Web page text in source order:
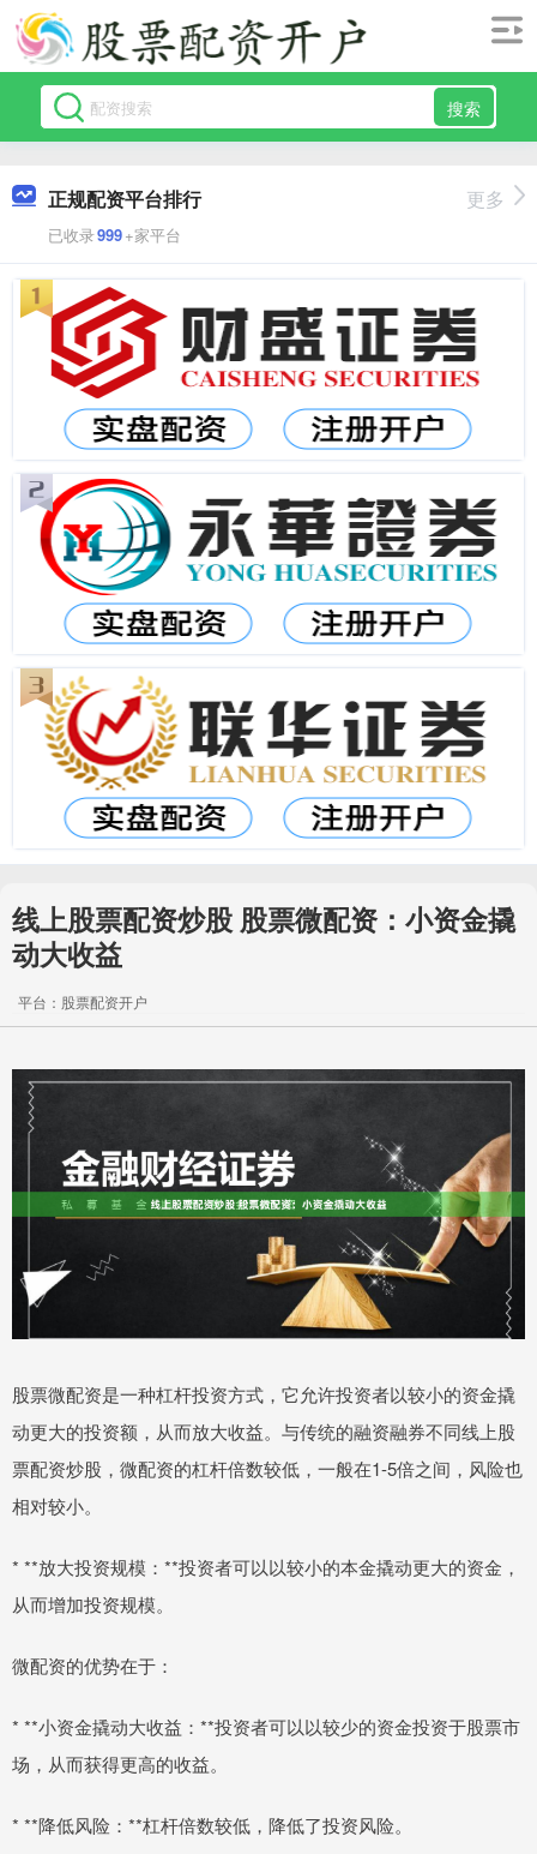
搜索
正规配资平台排行
已收录999+家平台
更多
线上股票配资炒股 股票微配资：小资金撬
动大收益
平台：股票配资开户
股票微配资是一种杠杆投资方式，它允许投资者以较小的资金撬
动更大的投资额，从而放大收益。与传统的融资融券不同线上股
票配资炒股，微配资的杠杆倍数较低，一般在1-5倍之间，风险也
相对较小。
* **放大投资规模：**投资者可以以较小的本金撬动更大的资金，
从而增加投资规模。
微配资的优势在于：
* **小资金撬动大收益：**投资者可以以较少的资金投资于股票市
场，从而获得更高的收益。
* **降低风险：**杠杆倍数较低，降低了投资风险。